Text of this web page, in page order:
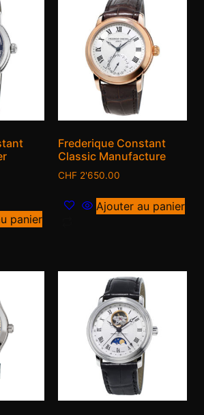
panier
Frederique Constant
Classic Manufacture
CHF 2'650.00
Ajouter au panier